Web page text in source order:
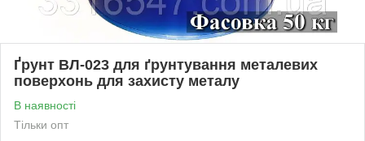
Ґрунт ВЛ-023 для ґрунтування металевих
поверхонь для захисту металу
В наявності
Тільки опт